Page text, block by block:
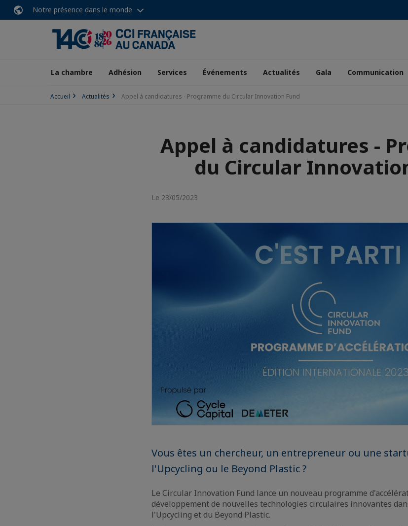
Notre présence dans le monde
La chambre Adhésion Services Événements Actualités Gala Communication
Accueil Actualités Appel à candidatures - Programme du Circular Innovation Fund
Appel à candidatures -
du Circular
Le 23/05/2023
Vous êtes un chercheur, un entrepreneur ou une
l'Upcycling ou le Beyond Plastic ?
Le Circular Innovation Fund lance un nouveau programme
développement de nouvelles technologies circulaires innovantes
l'Upcycling et du Beyond Plastic.